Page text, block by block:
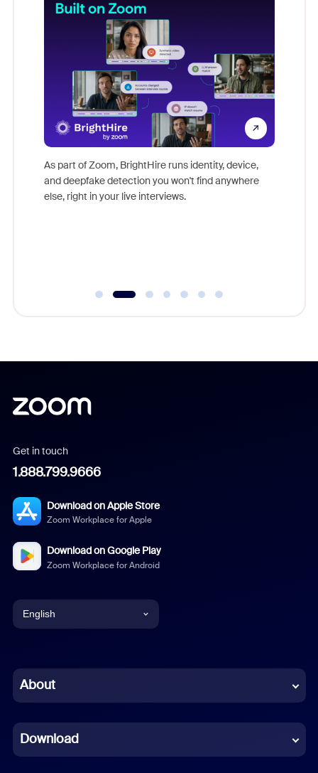
As part of Zoom, BrightHire runs identity, device,
and deepfake detection you won't find anywhere
else, right in your live interviews.
Get in touch
1.888.799.9666
Download on Apple Store
Zoom Workplace for Apple
Download on Google Play
Zoom Workplace for Android
English
Chinese (Simplified)
French
About
Download